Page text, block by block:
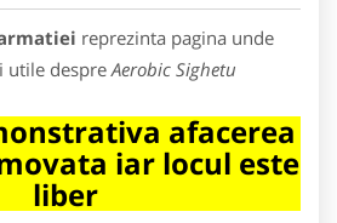
reprezinta pagina unde
utile despre Aerobic Sighetu
afacerea
iar locul este
liber